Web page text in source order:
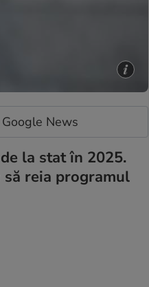
News
la stat în 2025.
reia programul